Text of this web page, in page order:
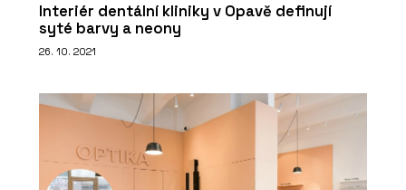
Interiér dentální kliniky v Opavě definují
syté barvy a neony
26. 10. 2021